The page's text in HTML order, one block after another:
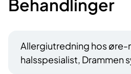
Behandlinger
Allergiutredning hos øre-
halsspesialist, Drammen